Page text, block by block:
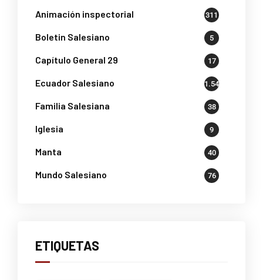
Animación inspectorial 311
Boletin Salesiano 5
Capítulo General 29 17
Ecuador Salesiano 1.541
Familia Salesiana 38
Iglesia 9
Manta 40
Mundo Salesiano 76
ETIQUETAS